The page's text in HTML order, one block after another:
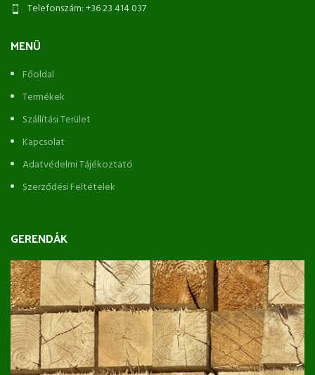
Telefonszám: +36 23 414 037
MENÜ
Főoldal
Termékek
Szállítási Terület
Kapcsolat
Adatvédelmi Tájékoztató
Szerződési Feltételek
GERENDÁK